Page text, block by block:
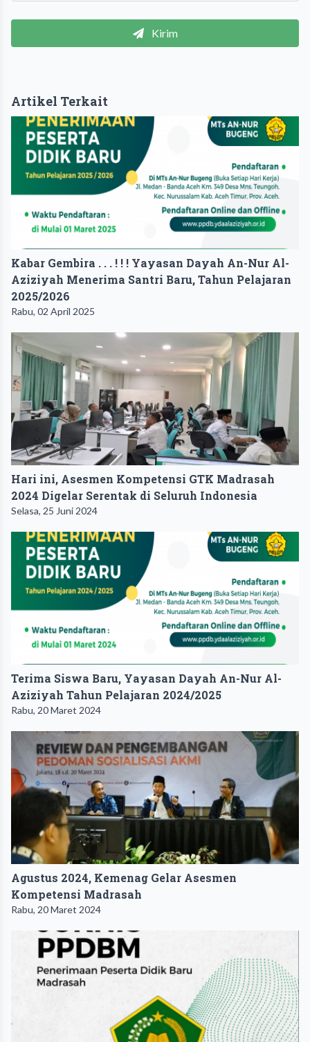
Kirim
Artikel Terkait
Kabar Gembira . . . ! ! ! Yayasan Dayah An-Nur Al-
Aziziyah Menerima Santri Baru, Tahun Pelajaran
2025/2026
Rabu, 02 April 2025
Hari ini, Asesmen Kompetensi GTK Madrasah
2024 Digelar Serentak di Seluruh Indonesia
Selasa, 25 Juni 2024
Terima Siswa Baru, Yayasan Dayah An-Nur Al-
Aziziyah Tahun Pelajaran 2024/2025
Rabu, 20 Maret 2024
Agustus 2024, Kemenag Gelar Asesmen
Kompetensi Madrasah
Rabu, 20 Maret 2024